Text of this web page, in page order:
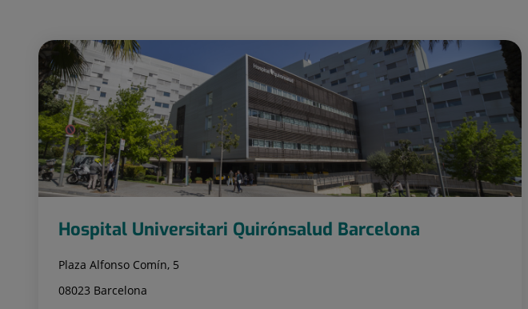
Hospital Universitari Quirónsalud Barcelona
Plaza Alfonso Comín, 5
08023 Barcelona